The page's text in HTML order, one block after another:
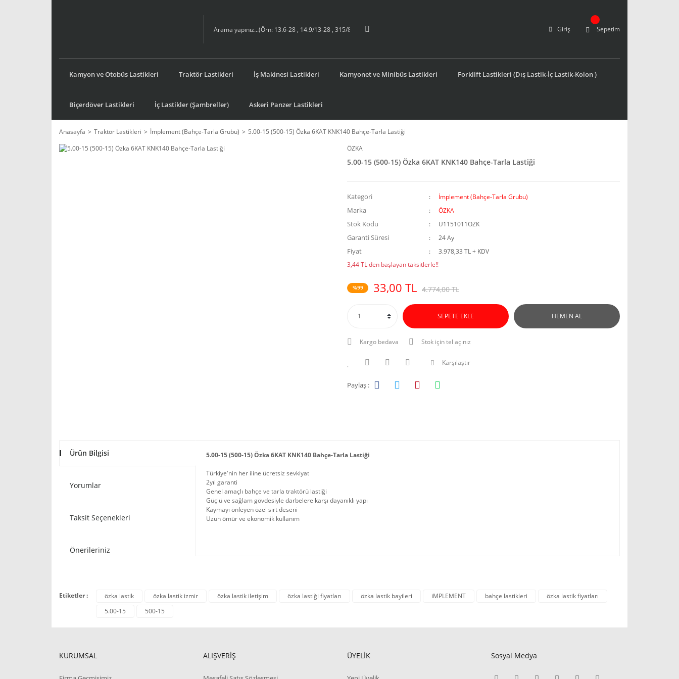
Giriş Sepetim
Kamyon ve Otobüs Lastikleri Traktör Lastikleri İş Makinesi Lastikleri Kamyonet ve Minibüs Lastikleri Forklift Lastikleri (Dış Lastik-İç Lastik-Kolon )
Biçerdöver Lastikleri İç Lastikler (Şambreller) Askeri Panzer Lastikleri
Anasayfa Traktör Lastikleri İmplement (Bahçe-Tarla Grubu)
5.00-15 (500-15) Özka 6KAT KNK140 Bahçe-Tarla Lastiği
ÖZKA
5.00-15 (500-15) Özka 6KAT KNK140 Bahçe-Tarla Lastiği
Kategori İmplement (Bahçe-Tarla Grubu)
Marka ÖZKA
Stok Kodu U1151011OZK
Garanti Süresi 24 Ay
Fiyat
3.978,33 TL + KDV
3,44 TL den başlayan taksitlerle!!
%99 33,00 TL 4.774,00 TL
SEPETE EKLE HEMEN AL
Kargo bedava Stok için tel açınız
Karşılaştır
Paylaş :
Ürün Bilgisi
Yorumlar
Taksit Seçenekleri
Önerileriniz
5.00-15 (500-15) Özka 6KAT KNK140 Bahçe-Tarla Lastiği
Türkiye'nin her iline ücretsiz sevkiyat
2yıl garanti
Genel amaçlı bahçe ve tarla traktörü lastiği
Güçlü ve sağlam gövdesiyle darbelere karşı dayanıklı yapı
Kaymayı önleyen özel sırt deseni
Uzun ömür ve ekonomik kullanım
Etiketler : özka lastik özka lastik izmir özka lastik iletişim özka lastiği fiyatları özka lastik bayileri iMPLEMENT bahçe lastikleri
özka lastik fiyatları
5.00-15
500-15
KURUMSAL ALIŞVERİŞ ÜYELİK Sosyal Medya